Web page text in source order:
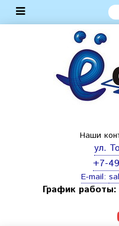
Наши
ул.
+7-
E-mail:
График